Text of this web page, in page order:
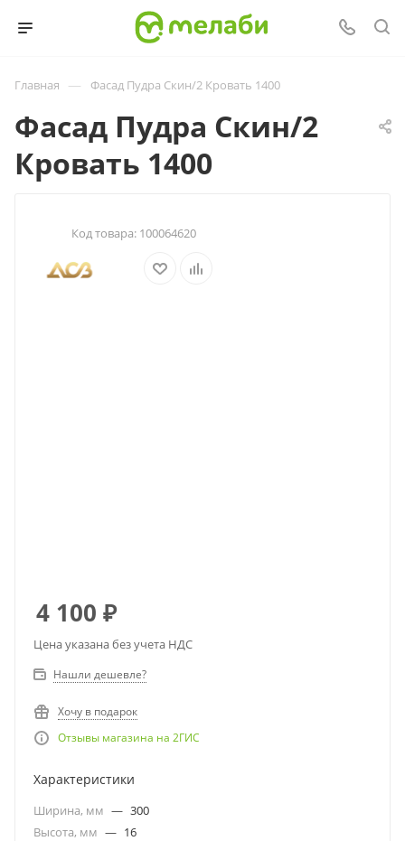
Главная — Фасад Пудра Скин/2 Кровать 1400
Фасад Пудра Скин/2
Кровать 1400
Код товара: 100064620
4 100 ₽
Цена указана без учета НДС
Нашли дешевле?
Хочу в подарок
Отзывы магазина на 2ГИС
Характеристики
Ширина, мм — 300
Высота, мм — 16